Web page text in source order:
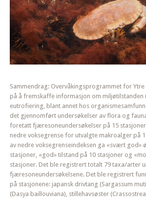
Sammendrag: Overvåkingsprogrammet for
på å fremskaffe informasjon om miljøtilstanden
eutrofiering, blant annet hos
det gjennomført undersøkelser av flora og
foretatt fjæresoneundersøkelser på 15
nedre voksegrense for utvalgte makroalger på
av nedre voksegrenseindeksen ga «svært god»
stasjoner, «god» tilstand på 10 stasjoner og
stasjoner. Det ble registrert totalt 79 taxa/arter
fjæresoneundersøkelsene. Det ble registrert
på stasjonene: japansk drivtang (Sargassum
(Dasya baillouviana), stillehavsøster